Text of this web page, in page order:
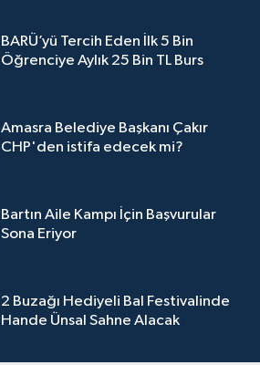
BARÜ’yü Tercih Eden İlk 5 Bin
Öğrenciye Aylık 25 Bin TL Burs
Amasra Belediye Başkanı Çakır
CHP'den istifa edecek mi?
Bartın Aile Kampı İçin Başvurular
Sona Eriyor
2 Buzağı Hediyeli Bal Festivalinde
Hande Ünsal Sahne Alacak